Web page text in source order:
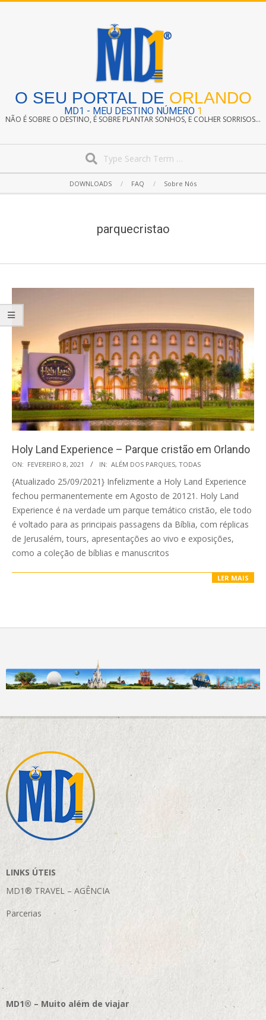
O SEU PORTAL DE ORLANDO
MD1 - MEU DESTINO NÚMERO 1
NÃO É SOBRE O DESTINO, É SOBRE PLANTAR SONHOS, E COLHER SORRISOS...
Navigation
DOWNLOADS FAQ Sobre Nós
parquecristao
Holy Land Experience – Parque cristão em Orlando
2021-
02-
08
ON: FEVEREIRO 8, 2021 IN: ALÉM DOS PARQUES, TODAS
{Atualizado 25/09/2021} Infelizmente a Holy Land Experience
fechou permanentemente em Agosto de 20121. Holy Land
Experience é na verdade um parque temático cristão, ele todo
é voltado para as principais passagens da Bíblia, com réplicas
de Jerusalém, tours, apresentações ao vivo e exposições,
como a coleção de bíblias e manuscritos
LER MAIS
LINKS ÚTEIS
MD1® TRAVEL – AGÊNCIA
Parcerias
MD1® – Muito além de viajar